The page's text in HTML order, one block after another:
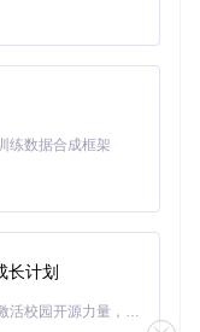
练数据合成框架
长计划
「源启盛夏」暑期校园开发者成长计划旨在激活校园开源力量，通过积分激励、认证扶持、资源倾斜等形式，引导高校组织和开发者完成「入驻 — 建项目 — 做贡献 — 获认证 — 得资源」的完整闭环。无论你是想带领社团入驻平台的组织者，还是希望用代码贡献证明自己的开发者，都能在这里找到属于你的成长路径。